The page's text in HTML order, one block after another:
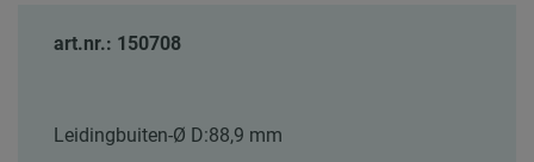
art.nr.: 150708
Leidingbuiten-Ø D:88,9 mm